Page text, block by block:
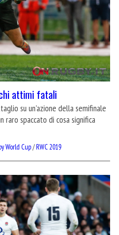
attimi fatali
su un'azione della semifinale
spaccato di cosa significa
World Cup/RWC 2019